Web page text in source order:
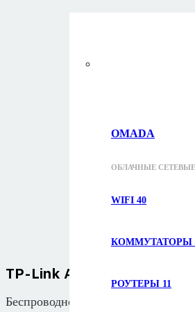
OMADA
ОБЛАЧНЫЕ
WIFI 40
КОММУТАТОРЫ
РОУТЕРЫ 11
TP-Link Archer TXE50UH
Беспроводной USB-адаптер